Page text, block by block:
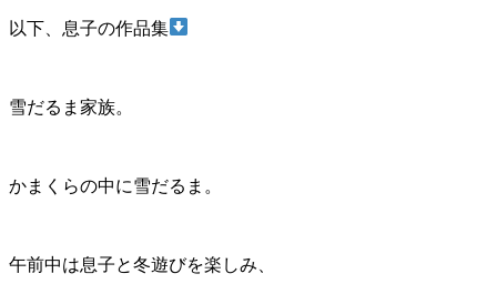
以下、息子の作品集
雪だるま家族。
かまくらの中に雪だるま。
午前中は息子と冬遊びを楽しみ、